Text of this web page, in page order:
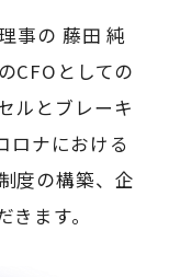
事の 藤田 純
CFOとしての
ルとブレーキ
ロナにおける
度の構築、企
ます。